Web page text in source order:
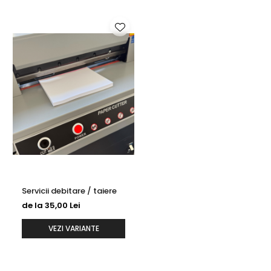
Cartonul texturat oferă profunzime și personalitate fiecărui
proiect. Suprafața sa reliefată adaugă un efect vizual și
tactil care transmite rafinament.
Recomandat pentru:
✔ Tipărire invitații de nuntă elegante
✔ Diplome și certificate premium
✔ Coperți pentru mape și prezentări
Imprimăm astfel încât textura să fie pusă în valoare, fără
să încarce designul. Alegem setări și tehnici potrivite
fiecărui tip de carton pentru a obține un rezultat clar,
Servicii debitare / taiere
de la 35,00 Lei
VEZI VARIANTE